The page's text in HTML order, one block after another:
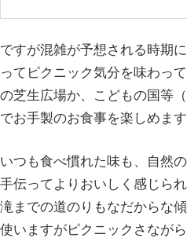
ですが混雑が予想される時期
ってピクニック気分を味わっ
の芝生広場か、こどもの国等
でお手製のお食事を楽しめます
いつも食べ慣れた味も、自然
手伝ってよりおいしく感じら
滝までの道のりもなだからな
使いますがピクニックさなが